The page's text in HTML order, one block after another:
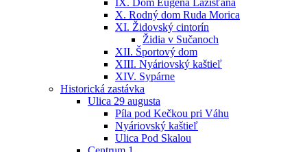
IX. Dom Eugena Lazišťana
X. Rodný dom Ruda Morica
XI. Židovský cintorín
Židia v Sučanoch
XII. Športový dom
XIII. Nyáriovský kaštieľ
XIV. Sypárne
Historická zastávka
Ulica 29 augusta
Píla pod Kečkou pri Váhu
Nyáriovský kaštieľ
Ulica Pod Skalou